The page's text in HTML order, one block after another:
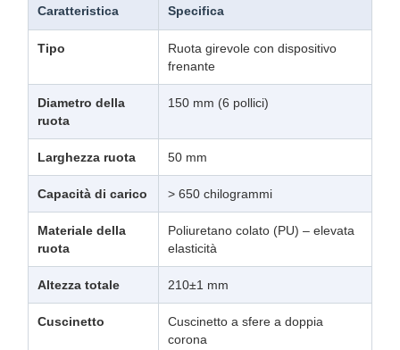
Caratteristica Specifica
Tipo
Ruota girevole con dispositivo
frenante
Diametro della
ruota
150 mm (6 pollici)
Larghezza ruota 50 mm
Capacità di carico > 650 chilogrammi
Materiale della
ruota
Poliuretano colato (PU) – elevata
elasticità
Altezza totale 210±1 mm
Cuscinetto
Cuscinetto a sfere a doppia
corona